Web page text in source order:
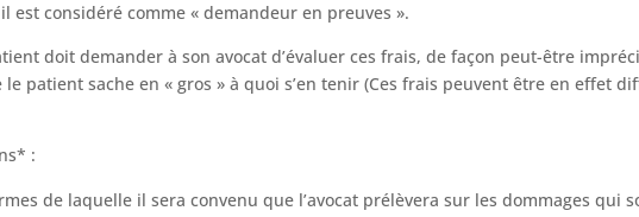
est considéré comme « demandeur en preuves ».
doit demander à son avocat d’évaluer ces frais, de façon peut-être
patient sache en « gros » à quoi s’en tenir (Ces frais peuvent être en effet
:
de laquelle il sera convenu que l’avocat prélèvera sur les dommages qui